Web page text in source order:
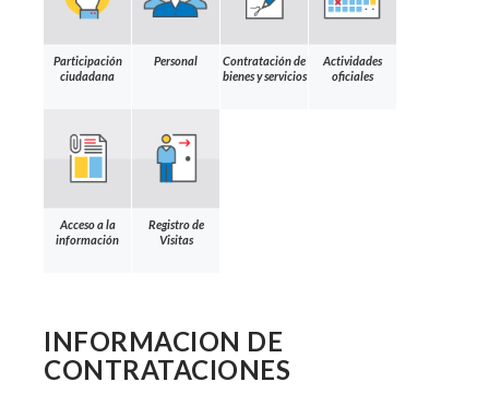
Participación
ciudadana
Personal
Contratación de
bienes y servicios
Actividades
oficiales
Acceso a la
información
Registro de
Visitas
INFORMACION DE
CONTRATACIONES